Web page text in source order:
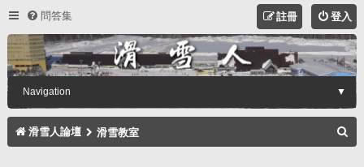
問答集 登入
註冊
Navigation ▼
滑雪人論壇 滑雪教室